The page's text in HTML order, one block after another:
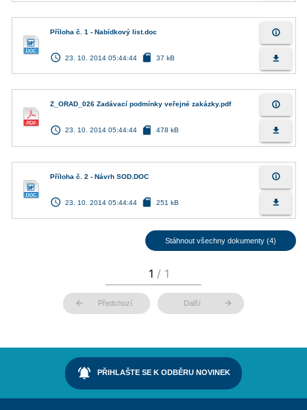
Příloha č. 1 - Nabídkový list.doc
access_time 23. 10. 2014 05:44:44 sd_card 37 kB
info_outline
file_download
Z_ORAD_026 Zadávací podmínky veřejné zakázky.pdf
access_time 23. 10. 2014 05:44:44 sd_card 478 kB
info_outline
file_download
Příloha č. 2 - Návrh SOD.DOC
access_time 23. 10. 2014 05:44:44 sd_card 251 kB
info_outline
file_download
Stáhnout všechny dokumenty (4)
arrow_back Předchozí Další arrow_forward
notifications_active PŘIHLAŠTE SE K ODBĚRU NOVINEK